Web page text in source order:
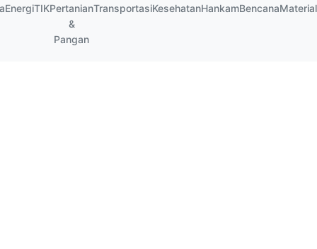
EnergiTIKPertanian
&
Pangan
TransportasiKesehatanHankamBencanaMaterial